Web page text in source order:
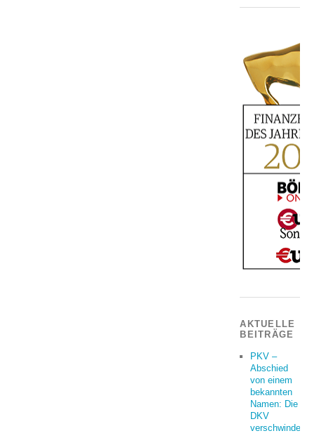
AKTUELLE
BEITRÄGE
PKV –
Abschied
von einem
bekannten
Namen: Die
DKV
verschwindet